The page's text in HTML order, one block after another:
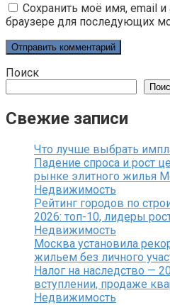
Сохранить моё имя, email и
браузере для последующих
Поиск
Свежие записи
Что лучше выбрать
Падение спроса и рост
рынке элитного жилья
Недвижимость
Рейтинг городов по
2026: топ-10, лидеры
Недвижимость
Москва установила
жильем без личного
Налог на наследство —
вступлении, продаже
Недвижимость